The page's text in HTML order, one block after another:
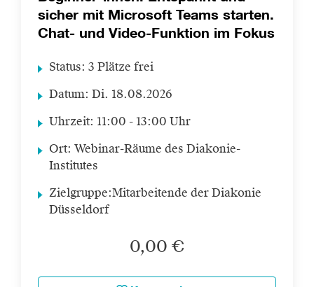
sicher mit Microsoft Teams starten.
Chat- und Video-Funktion im Fokus
Status: 3 Plätze frei
Datum: Di. 18.08.2026
Uhrzeit: 11:00 - 13:00 Uhr
Ort: Webinar-Räume des Diakonie-
Institutes
Zielgruppe:Mitarbeitende der Diakonie
Düsseldorf
0,00 €